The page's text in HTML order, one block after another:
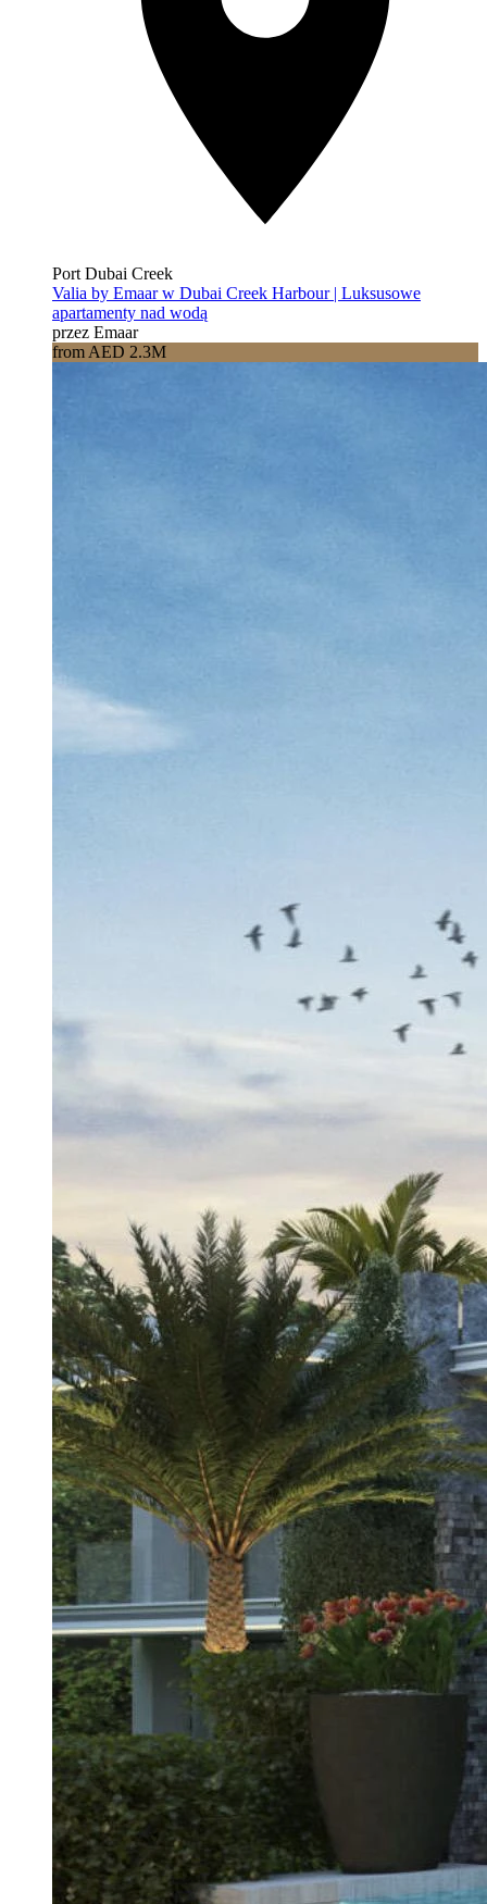
Port Dubai Creek
Valia by Emaar w Dubai Creek Harbour | Luksusowe
apartamenty nad wodą
przez Emaar
from AED 2.3M